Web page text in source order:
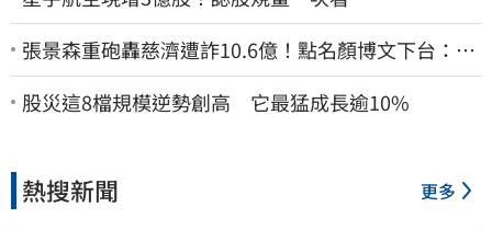
張景森重砲轟慈濟遭詐10.6億！點名顏博文下台：為
什麼這麼好騙？
股災這8檔規模逆勢創高 它最猛成長逾10%
熱搜新聞 更多